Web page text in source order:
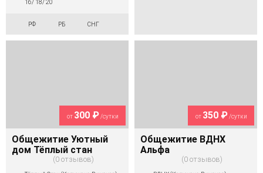
16/ 18/ 20
РФ РБ СНГ
от 300 ₽/сутки
Общежитие Уютный
дом Тёплый стан
0 отзывов
от 350 ₽/сутки
Общежитие ВДНХ
Альфа
0 отзывов